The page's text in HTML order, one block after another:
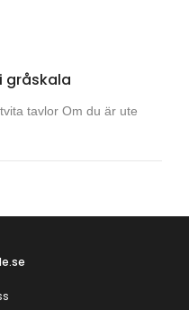
gråskala
tavlor Om du är ute